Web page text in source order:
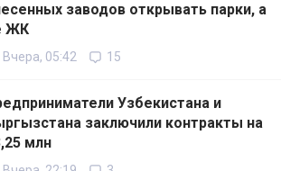
заводов открывать парки, а
ЖК
Вчера, 05:42 15
Узбекистана и
заключили контракты на
млн